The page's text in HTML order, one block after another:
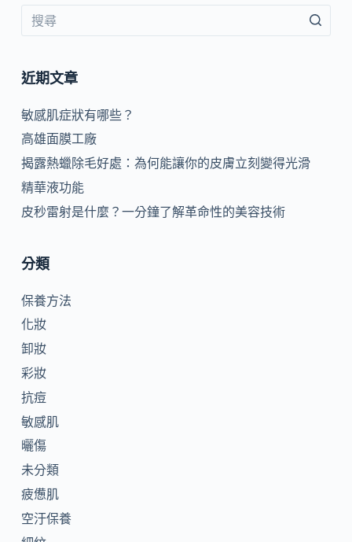
近期文章
敏感肌症狀有哪些？
高雄面膜工廠
揭露熱蠟除毛好處：為何能讓你的皮膚立刻變得光滑
精華液功能
皮秒雷射是什麼？一分鐘了解革命性的美容技術
分類
保養方法
化妝
卸妝
彩妝
抗痘
敏感肌
曬傷
未分類
疲憊肌
空汙保養